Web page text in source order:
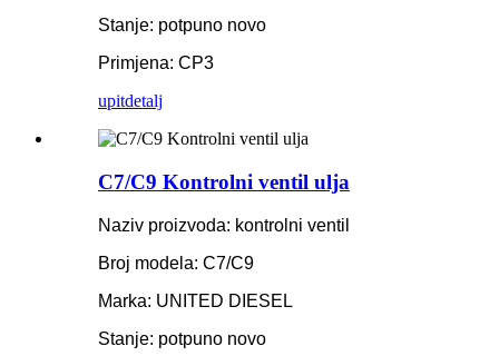
Stanje: potpuno novo
Primjena: CP3
upitdetalj
C7/C9 Kontrolni ventil ulja
Naziv proizvoda: kontrolni ventil
Broj modela: C7/C9
Marka: UNITED DIESEL
Stanje: potpuno novo